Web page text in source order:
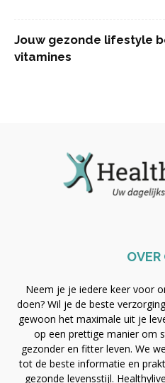
Jouw gezonde lifestyle
vitamines
OVER
Neem je je iedere keer voor
doen? Wil je de beste
gewoon het maximale uit je
op een prettige manier om
gezonder en fitter leven. We
tot de beste informatie en
gezonde levensstijl.